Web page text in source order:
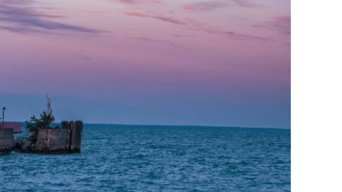
تحسين متابعة مهام وقوائم التحقق الخاصة
بالموارد البشرية